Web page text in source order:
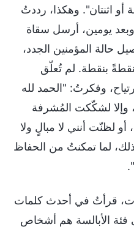
اثنتان". وهكذا، رددتُ
يومين، أرسل سقاة
حالة المؤمنين الجدد،
بنقطة. لم تُعلّق
وفكرتُ: "الحمد لله
وإلا لشكّكت المُشرفة
لظنّت أنني لا مبالٍ ولا
لما تمكنتُ من الحفاظ
قرأتُ في أحدث كلمات
فئة الأبالسة هم أشخاص